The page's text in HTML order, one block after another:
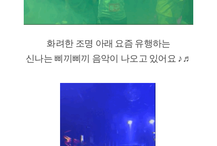
화려한 조명 아래 요즘 유행하는
신나는 삐끼삐끼 음악이 나오고 있어요 ♪♬